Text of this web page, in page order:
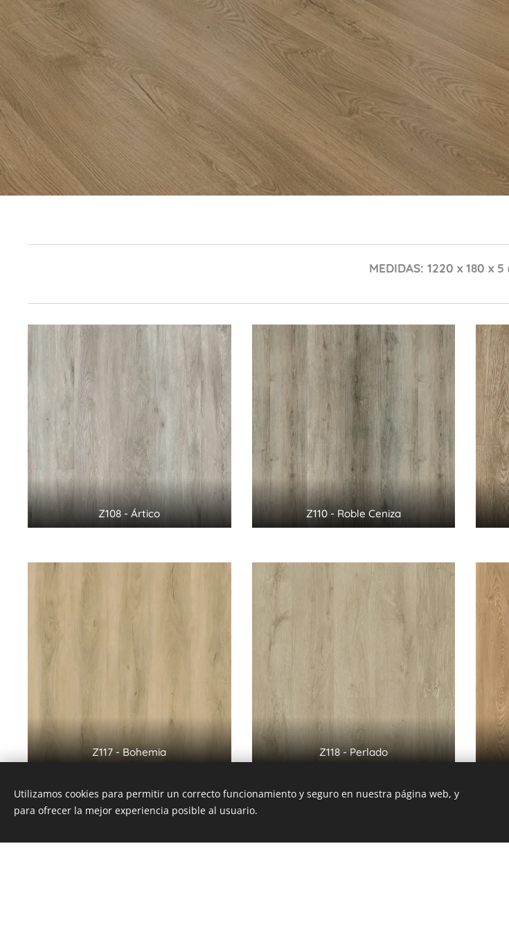
MEDIDAS: 1220 x 180 x 5
Z108 - Ártico Z110 - Roble Ceniza
Z117 - Bohemia Z118 - Perlado
Utilizamos cookies para permitir un correcto funcionamiento y seguro en nuestra página web, y
para ofrecer la mejor experiencia posible al usuario.